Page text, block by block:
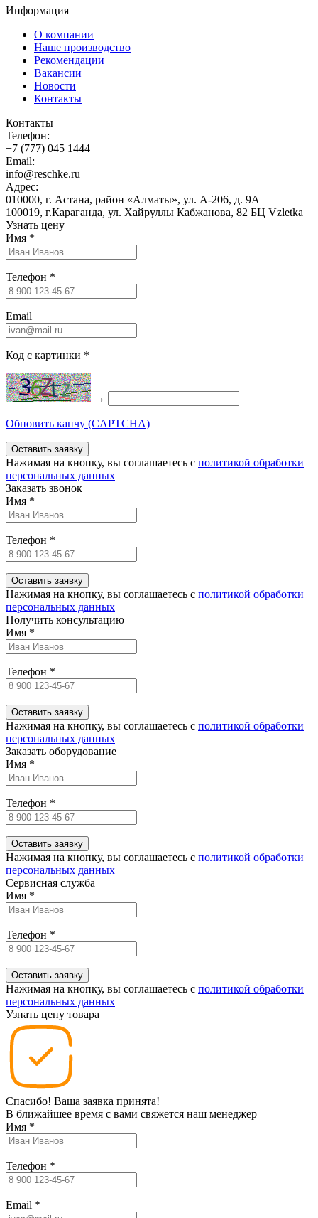
Информация
О компании
Наше производство
Рекомендации
Вакансии
Новости
Контакты
Контакты
Телефон:
+7 (777) 045 1444
Email:
info@reschke.ru
Адрес:
010000, г. Астана, район «Алматы», ул. А-206, д. 9А
100019, г.Караганда, ул. Хайруллы Кабжанова, 82 БЦ Vzletka
Узнать цену
Имя *
Телефон *
Email
Код с картинки *
→
Обновить капчу (CAPTCHA)
Нажимая на кнопку, вы соглашаетесь c политикой обработки
персональных данных
Заказать звонок
Имя *
Телефон *
Нажимая на кнопку, вы соглашаетесь c политикой обработки
персональных данных
Получить консультацию
Имя *
Телефон *
Нажимая на кнопку, вы соглашаетесь c политикой обработки
персональных данных
Заказать оборудование
Имя *
Телефон *
Нажимая на кнопку, вы соглашаетесь c политикой обработки
персональных данных
Сервисная служба
Имя *
Телефон *
Нажимая на кнопку, вы соглашаетесь c политикой обработки
персональных данных
Узнать цену товара
Спасибо! Ваша заявка принята!
В ближайшее время с вами свяжется наш менеджер
Имя *
Телефон *
Email *